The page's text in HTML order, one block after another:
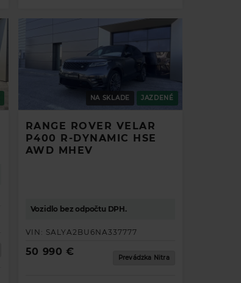
NA SKLADE JAZDENÉ
RANGE ROVER VELAR
P400 R-DYNAMIC HSE
AWD MHEV
Vozidlo bez odpočtu DPH.
VIN: SALYA2BU6NA337777
50 990 €
Prevádzka Nitra